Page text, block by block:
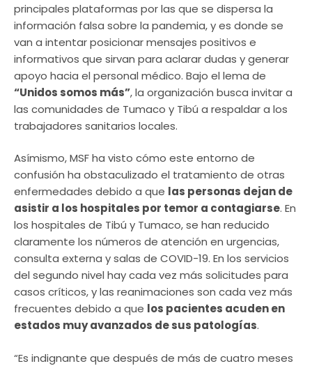
principales plataformas por las que se dispersa la
información falsa sobre la pandemia, y es donde se
van a intentar posicionar mensajes positivos e
informativos que sirvan para aclarar dudas y generar
apoyo hacia el personal médico. Bajo el lema de
“Unidos somos más”, la organización busca invitar a
las comunidades de Tumaco y Tibú a respaldar a los
trabajadores sanitarios locales.
Asímismo, MSF ha visto cómo este entorno de
confusión ha obstaculizado el tratamiento de otras
enfermedades debido a que las personas dejan de
asistir a los hospitales por temor a contagiarse. En
los hospitales de Tibú y Tumaco, se han reducido
claramente los números de atención en urgencias,
consulta externa y salas de COVID-19. En los servicios
del segundo nivel hay cada vez más solicitudes para
casos críticos, y las reanimaciones son cada vez más
frecuentes debido a que los pacientes acuden en
estados muy avanzados de sus patologías.
“Es indignante que después de más de cuatro meses